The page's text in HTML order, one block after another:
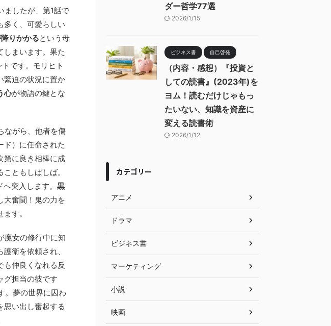
ましたが、第1話で
多く、可愛らしい
りかかるという母
しまいます。果た
です。モリヒト
緊迫の状況に置か
心が物語の鍵とな
ながら、他者を傷
ド）に任命された
第に良き相棒に成
ともしばしば。
突入します。 黒
大奮闘！鬼の力を
す。
魔女の修行中に知
衛を依頼され、
も仲良くなれる反
グ担当の彼です
。夢の世界に囚わ
思い出し奮起する
ダー哲学77選
2026/1/15
ビジネス書 自己啓発
（内容・感想）『投資と
しての読書』(2023年)を
ヨム！読むだけじゃもっ
たいない、知識を資産に
変える読書術
2026/1/12
カテゴリー
アニメ
ドラマ
ビジネス書
マーケティング
小説
映画